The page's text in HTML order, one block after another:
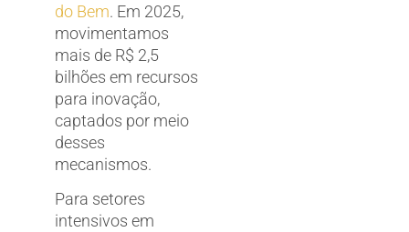
do Bem. Em 2025,
movimentamos
mais de R$ 2,5
bilhões em recursos
para inovação,
captados por meio
desses
mecanismos.
Para setores
intensivos em